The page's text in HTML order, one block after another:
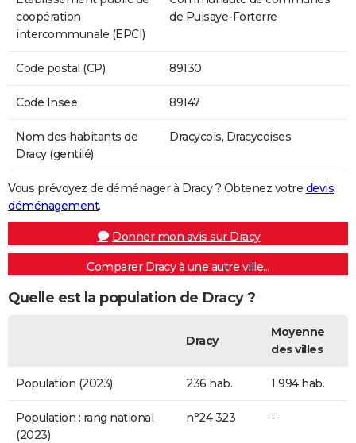
coopération
intercommunale (EPCI)
de Puisaye-Forterre
Code postal (CP) 89130
Code Insee 89147
Nom des habitants de
Dracy (gentilé)
Dracycois, Dracycoises
Vous prévoyez de déménager à Dracy ? Obtenez votre devis
déménagement.
Donner mon avis sur Dracy
Comparer Dracy à une autre ville...
Quelle est la population de Dracy ?
Dracy
Moyenne
des villes
Population (2023) 236 hab. 1 994 hab.
Population : rang national
(2023)
n°24 323 -